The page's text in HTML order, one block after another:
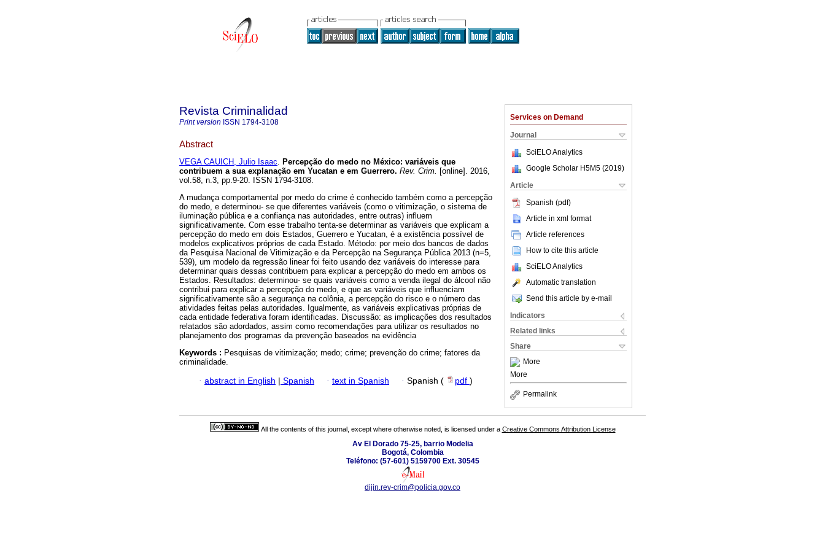
Services on Demand
Journal
SciELO Analytics
Google Scholar H5M5 (2019)
Article
Spanish (pdf)
Article in xml format
Article references
How to cite this article
SciELO Analytics
Automatic translation
Send this article by e-mail
Indicators
Related links
Share
More
More
Permalink
Revista Criminalidad
Print version ISSN 1794-3108
Abstract
VEGA CAUICH, Julio Isaac. Percepção do medo no México: variáveis que
contribuem a sua explanação em Yucatan e em Guerrero. Rev. Crim. [online]. 2016,
vol.58, n.3, pp.9-20. ISSN 1794-3108.
A mudança comportamental por medo do crime é conhecido também como a percepção
do medo, e determinou- se que diferentes variáveis (como o vitimização, o sistema de
iluminação pública e a confiança nas autoridades, entre outras) influem
significativamente. Com esse trabalho tenta-se determinar as variáveis que explicam a
percepção do medo em dois Estados, Guerrero e Yucatan, é a existência possível de
modelos explicativos próprios de cada Estado. Método: por meio dos bancos de dados
da Pesquisa Nacional de Vitimização e da Percepção na Segurança Pública 2013 (n=5,
539), um modelo da regressão linear foi feito usando dez variáveis do interesse para
determinar quais dessas contribuem para explicar a percepção do medo em ambos os
Estados. Resultados: determinou- se quais variáveis como a venda ilegal do álcool não
contribui para explicar a percepção do medo, e que as variáveis que influenciam
significativamente são a segurança na colônia, a percepção do risco e o número das
atividades feitas pelas autoridades. Igualmente, as variáveis explicativas próprias de
cada entidade federativa foram identificadas. Discussão: as implicações dos resultados
relatados são adordados, assim como recomendações para utilizar os resultados no
planejamento dos programas da prevenção baseados na evidência
Keywords : Pesquisas de vitimização; medo; crime; prevenção do crime; fatores da
criminalidade.
· abstract in English | Spanish · text in Spanish · Spanish ( pdf )
All the contents of this journal, except where otherwise noted, is licensed under a Creative Commons Attribution License
Av El Dorado 75-25, barrio Modelia
Bogotá, Colombia
Teléfono: (57-601) 5159700 Ext. 30545
dijin.rev-crim@policia.gov.co